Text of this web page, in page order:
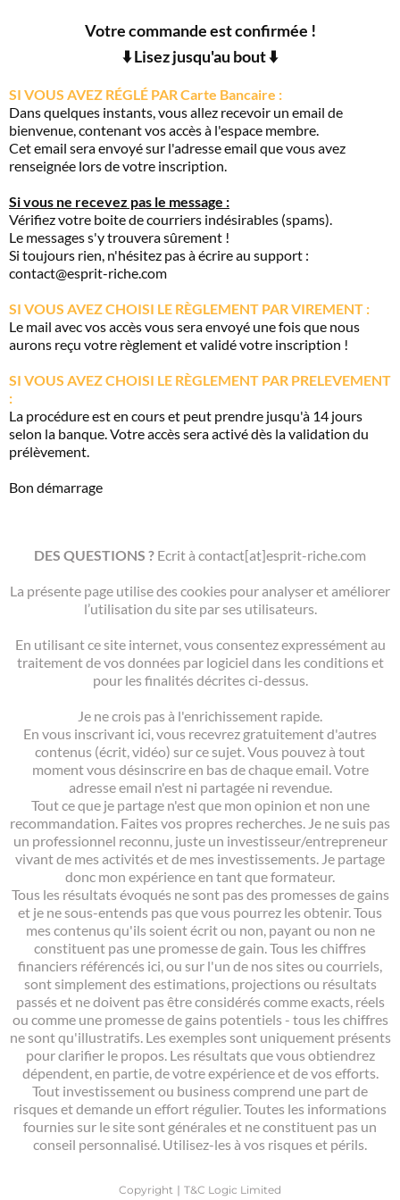
Votre commande est confirmée !
⬇️ Lisez jusqu'au bout ⬇️
SI VOUS AVEZ RÉGLÉ PAR Carte Bancaire :
Dans quelques instants, vous allez recevoir un email de
bienvenue, contenant vos accès à l'espace membre.
Cet email sera envoyé sur l'adresse email que vous avez
renseignée lors de votre inscription.
Si vous ne recevez pas le message :
Vérifiez votre boite de courriers indésirables (spams).
Le messages s'y trouvera sûrement !
Si toujours rien, n'hésitez pas à écrire au support :
contact@esprit-riche.com
SI VOUS AVEZ CHOISI LE RÈGLEMENT PAR VIREMENT :
Le mail avec vos accès vous sera envoyé une fois que nous
aurons reçu votre règlement et validé votre inscription !
SI VOUS AVEZ CHOISI LE RÈGLEMENT PAR PRELEVEMENT
:
La procédure est en cours et peut prendre jusqu'à 14 jours
selon la banque. Votre accès sera activé dès la validation du
prélèvement.
Bon démarrage
DES QUESTIONS ? Ecrit à contact[at]esprit-riche.com
La présente page utilise des cookies pour analyser et améliorer
l’utilisation du site par ses utilisateurs.
En utilisant ce site internet, vous consentez expressément au
traitement de vos données par logiciel dans les conditions et
pour les finalités décrites ci-dessus.
Je ne crois pas à l'enrichissement rapide.
En vous inscrivant ici, vous recevrez gratuitement d'autres
contenus (écrit, vidéo) sur ce sujet. Vous pouvez à tout
moment vous désinscrire en bas de chaque email. Votre
adresse email n'est ni partagée ni revendue.
Tout ce que je partage n'est que mon opinion et non une
recommandation. Faites vos propres recherches. Je ne suis pas
un professionnel reconnu, juste un investisseur/entrepreneur
vivant de mes activités et de mes investissements. Je partage
donc mon expérience en tant que formateur.
Tous les résultats évoqués ne sont pas des promesses de gains
et je ne sous-entends pas que vous pourrez les obtenir. Tous
mes contenus qu'ils soient écrit ou non, payant ou non ne
constituent pas une promesse de gain. Tous les chiffres
financiers référencés ici, ou sur l'un de nos sites ou courriels,
sont simplement des estimations, projections ou résultats
passés et ne doivent pas être considérés comme exacts, réels
ou comme une promesse de gains potentiels - tous les chiffres
ne sont qu'illustratifs. Les exemples sont uniquement présents
pour clarifier le propos. Les résultats que vous obtiendrez
dépendent, en partie, de votre expérience et de vos efforts.
Tout investissement ou business comprend une part de
risques et demande un effort régulier. Toutes les informations
fournies sur le site sont générales et ne constituent pas un
conseil personnalisé. Utilisez-les à vos risques et périls.
Copyright ∣ T&C Logic Limited